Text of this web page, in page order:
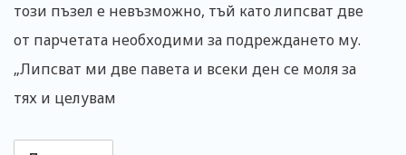
този пъзел е невъзможно, тъй като липсват две
от парчетата необходими за подреждането му.
„Липсват ми две павета и всеки ден се моля за
тях и целувам